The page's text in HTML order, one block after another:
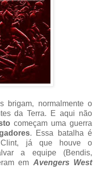
brigam, normalmente o
da Terra. E aqui não
começam uma guerra
. Essa batalha é
Clint, já que houve o
a equipe (Bendis,
em Avengers West